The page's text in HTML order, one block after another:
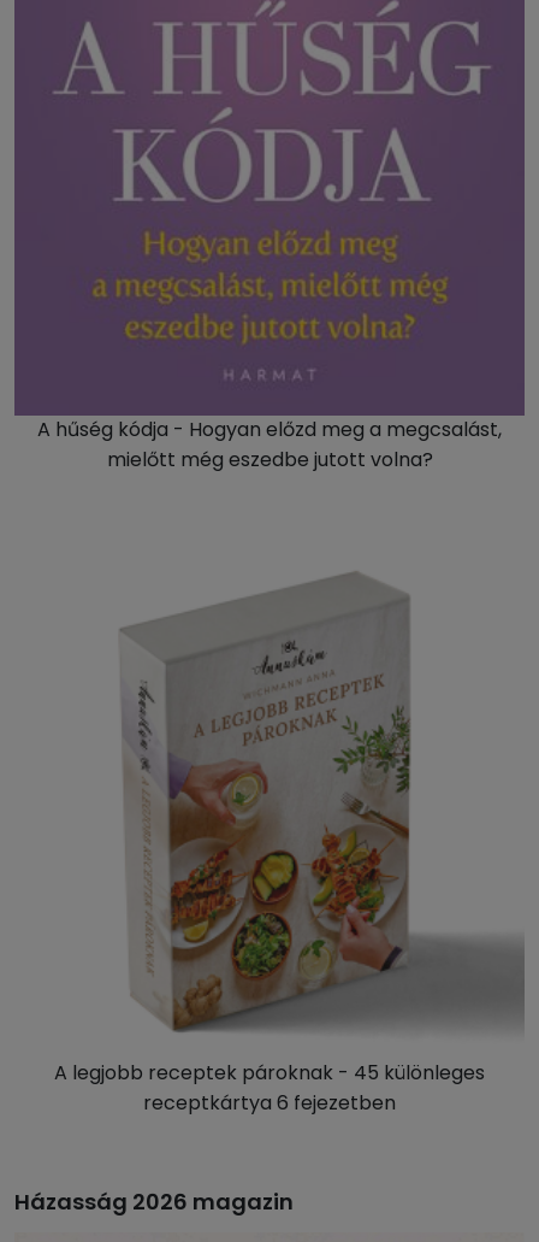
A hűség kódja - Hogyan előzd meg a megcsalást,
mielőtt még eszedbe jutott volna?
A legjobb receptek pároknak - 45 különleges
receptkártya 6 fejezetben
Házasság 2026 magazin